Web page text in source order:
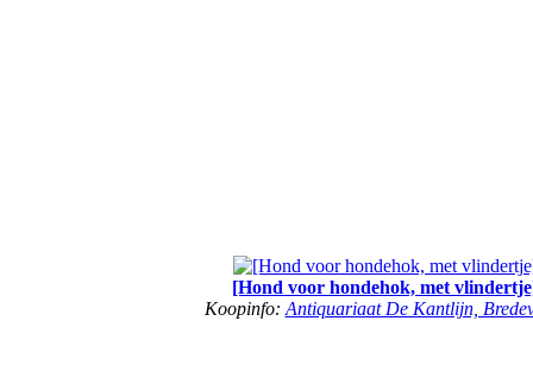
[Hond voor hondehok, met
Koopinfo: Antiquariaat De Kantlijn,